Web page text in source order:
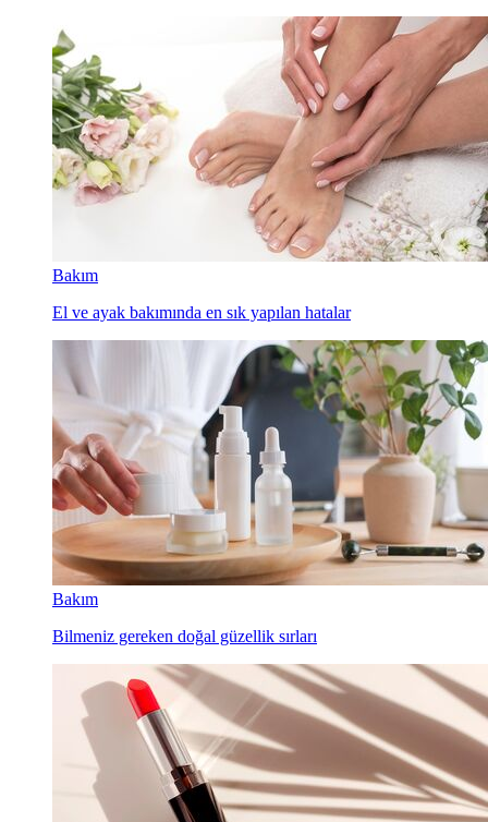
Bakım
El ve ayak bakımında en sık yapılan hatalar
Bakım
Bilmeniz gereken doğal güzellik sırları